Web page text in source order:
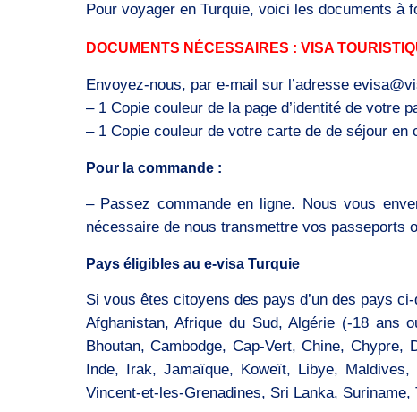
Pour voyager en Turquie, voici les documents à
DOCUMENTS NÉCESSAIRES : VISA
Envoyez-nous, par e-mail sur l’adresse
– 1 Copie couleur de la page d’identité de votre
– 1 Copie couleur de votre carte de de séjour
Pour la commande :
– Passez commande en ligne. Nous vous
nécessaire de nous transmettre vos passeports
Pays éligibles au e-visa Turquie
Si vous êtes citoyens des pays d’un des pays
Afghanistan, Afrique du Sud, Algérie (-18 ans
Bhoutan, Cambodge, Cap-Vert, Chine,
Inde, Irak, Jamaïque, Koweït, Libye,
Vincent-et-les-Grenadines, Sri Lanka,